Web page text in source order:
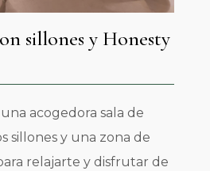
sillones y Honesty
acogedora sala de
sillones y una zona de
relajarte y disfrutar de